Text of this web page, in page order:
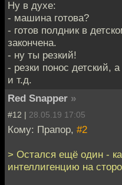
Ну в духе:
- машина готова?
- готов полдник в
закончена.
- ну ты резкий!
- резки понос детский,
и т.д.
Red Snapper »
#12 | 28.05.19 17:05
Кому: Прапор, #2
> Остался ещё один -
интеллигенцию на